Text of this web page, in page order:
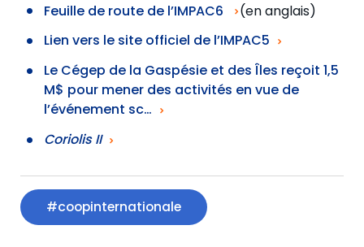
Feuille de route de l’IMPAC6
(en anglais)
Lien vers le site officiel de l’IMPAC5
Le Cégep de la Gaspésie et des Îles reçoit 1,5
M$ pour mener des activités en vue de
l’événement sc…
Coriolis II
#coopinternationale